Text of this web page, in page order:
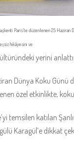
başkenti Paris’te düzenlenen 25
hikâyesini ve
yerini anlattı.
Dünya Koku Günü
özel etkinlikte,
temsilen katılan
Karagül’e dikkat